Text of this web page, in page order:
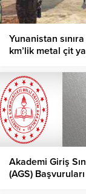
Yunanistan
km’lik metal çit
Akademi Giriş
(AGS)